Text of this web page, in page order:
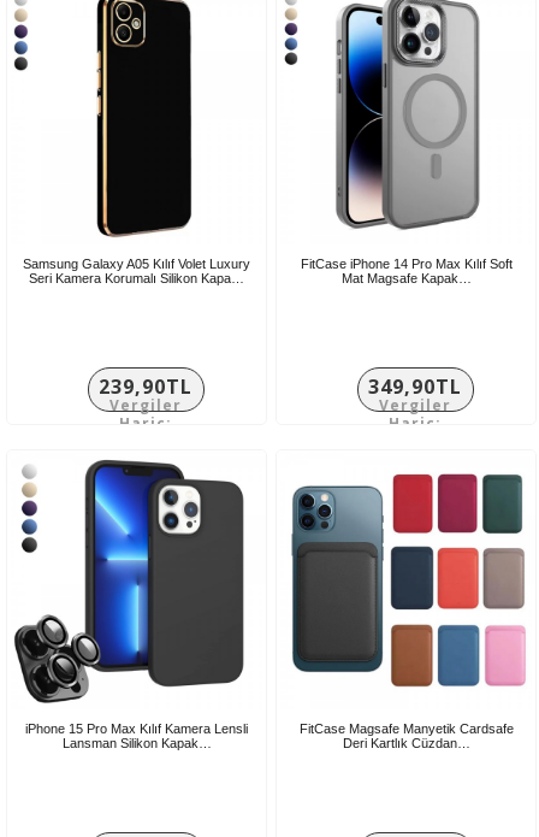
Samsung Galaxy A05 Kılıf Volet Luxury
Seri Kamera Korumalı Silikon Kapa…
239,90TL
Vergiler
Hariç:
FitCase iPhone 14 Pro Max Kılıf Soft
Mat Magsafe Kapak…
349,90TL
Vergiler
Hariç:
iPhone 15 Pro Max Kılıf Kamera Lensli
Lansman Silikon Kapak…
FitCase Magsafe Manyetik Cardsafe
Deri Kartlık Cüzdan…